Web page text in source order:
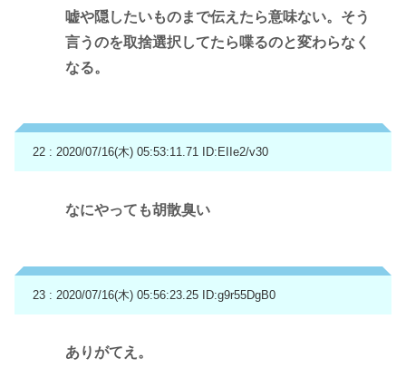
嘘や隠したいものまで伝えたら意味ない。そう
言うのを取捨選択してたら喋るのと変わらなく
なる。
22 : 2020/07/16(木) 05:53:11.71 ID:EIIe2/v30
なにやっても胡散臭い
23 : 2020/07/16(木) 05:56:23.25 ID:g9r55DgB0
ありがてえ。